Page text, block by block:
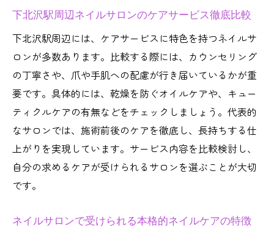
下北沢駅周辺ネイルサロンのケアサービス徹底比較
下北沢駅周辺には、ケアサービスに特色を持つネイルサ
ロンが多数あります。比較する際には、カウンセリング
の丁寧さや、爪や手肌への配慮が行き届いているかが重
要です。具体的には、乾燥を防ぐオイルケアや、キュー
ティクルケアの有無などをチェックしましょう。代表的
なサロンでは、施術前後のケアを徹底し、長持ちする仕
上がりを実現しています。サービス内容を比較検討し、
自分の求めるケアが受けられるサロンを選ぶことが大切
です。
ネイルサロンで受けられる本格的ネイルケアの特徴